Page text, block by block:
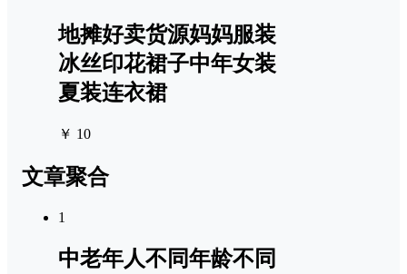
地摊好卖货源妈妈服装
冰丝印花裙子中年女装
夏装连衣裙
￥ 10
文章聚合
1
中老年人不同年龄不同